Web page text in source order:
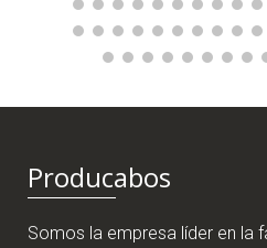
Producabos
Somos la empresa líder en la